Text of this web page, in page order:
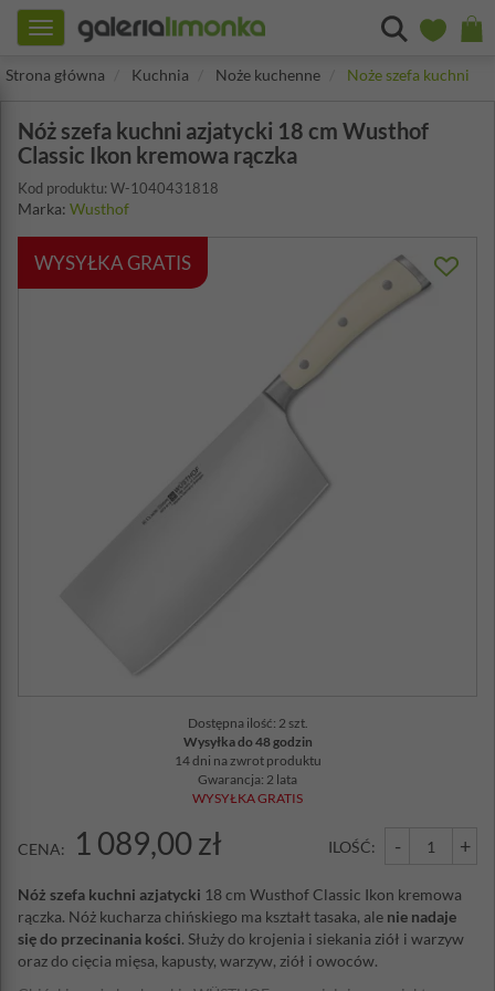
Toggle
navigation
Strona główna
Kuchnia Noże kuchenne Noże szefa kuchni
Nóż szefa kuchni azjatycki 18 cm Wusthof
Classic Ikon kremowa rączka
Kod produktu: W-1040431818
Marka: Wusthof
WYSYŁKA GRATIS
Dostępna ilość: 2 szt.
Wysyłka do 48 godzin
14 dni na zwrot produktu
Gwarancja: 2 lata
WYSYŁKA GRATIS
CENA: 1 089,00 zł ILOŚĆ: - +
Nóż szefa kuchni azjatycki 18 cm Wusthof Classic Ikon kremowa
rączka. Nóż kucharza chińskiego ma kształt tasaka, ale nie nadaje
się do przecinania kości. Służy do krojenia i siekania ziół i warzyw
oraz do cięcia mięsa, kapusty, warzyw, ziół i owoców.